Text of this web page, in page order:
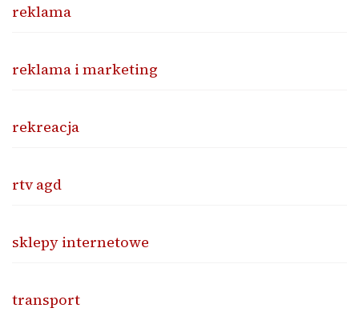
reklama
reklama i marketing
rekreacja
rtv agd
sklepy internetowe
transport